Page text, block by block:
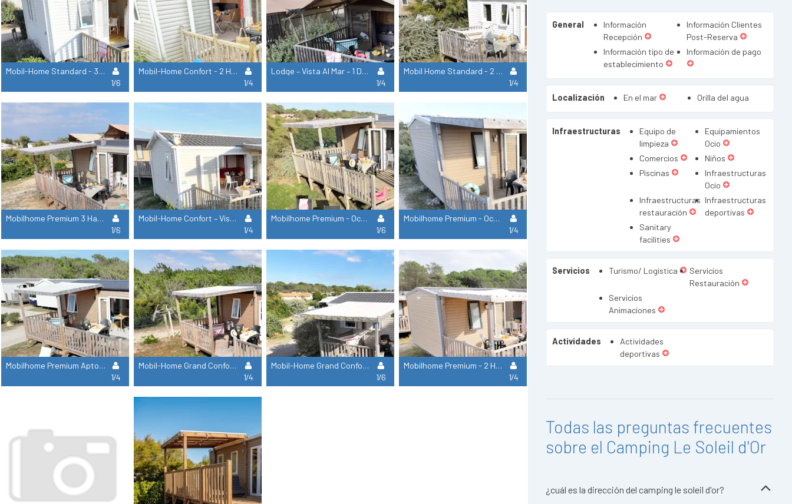
Mobil-Home Standard - 3 Habitaciones
1/6
Mobil-Home Confort - 2 Habitaciones
1/4
Lodge – Vista Al Mar – 1 Dormitorio – No Mascotas
1/4
Mobil Home Standard - 2 Habitaciones
1/4
Mobilhome Premium 3 Habitaciones - Domingo
1/6
Mobil-Home Confort – Vistas Al Mar – 2 Dormitorios
1/4
Mobilhome Premium - Ocean View - 3 Habitaciones
1/6
Mobilhome Premium - Ocean View - 2 Habitaciones
1/4
Mobilhome Premium Apto Para Sillas De Ruedas - 2 Habitaciones
1/4
Mobil-Home Grand Confort - 2 Dormitorios
1/4
Mobil-Home Grand Confort - 3 Dormitorios
1/6
Mobilhome Premium - 2 Habitaciones
1/4
General
Información
Recepción
Información Clientes
Post-Reserva
Información tipo de
establecimiento
Información de pago
Localización En el mar Orilla del agua
Infraestructuras
Equipo de
limpieza
Equipamientos
Ocio
Comercios
Niños
Piscinas
Infraestructuras
Ocio
Infraestructuras
restauración
Infraestructuras
deportivas
Sanitary
facilities
Servicios Turismo/ Logística
Servicios
Restauración
Servicios
Animaciones
Actividades
Actividades
deportivas
Todas las preguntas frecuentes
sobre el Camping Le Soleil d'Or
¿cuál es la dirección del camping le soleil d'or?